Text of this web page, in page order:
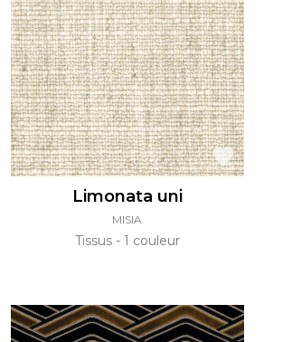
Limonata uni
MISIA
Tissus 1 couleur